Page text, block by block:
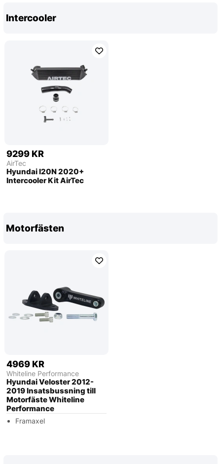
Intercooler
9299 KR
AirTec
Hyundai I20N 2020+
Intercooler Kit AirTec
Motorfästen
4969 KR
Whiteline Performance
Hyundai Veloster 2012-
2019 Insatsbussning till
Motorfäste Whiteline
Performance
Framaxel